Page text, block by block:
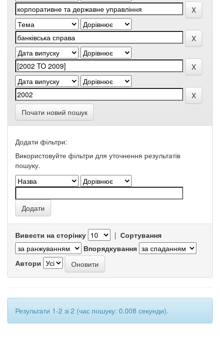
Почати новий пошук
Додати фільтри:
Використовуйте фільтри для уточнення результатів
пошуку.
Вивести на сторінку | Сортування
Впорядкування
Автори
Результати 1-2 зі 2 (час пошуку: 0.008 секунди).